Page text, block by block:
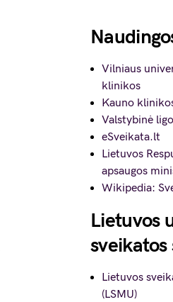
Vilniaus
klinikos
Kauno
Valstybinė
eSveikata.lt
Lietuvos
apsaugos
Wikipedia:
Lietuvos
Lietuvos
(LSMU)